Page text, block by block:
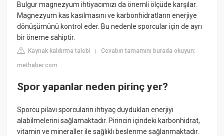
Bulgur magnezyum ihtiyacımızı da önemli ölçüde karşılar.
Magnezyum kas kasılmasını ve karbonhidratların enerjiye
dönüşümünü kontrol eder. Bu nedenle sporcular için de ayrı
bir öneme sahiptir.
Kaynak kaldırma talebi |Cevabın tamamını burada okuyun:
methaber.com
Spor yapanlar neden pirinç yer?
Sporcu pilavı sporcuların ihtiyaç duydukları enerjiyi
alabilmelerini sağlamaktadır. Pirincin içindeki karbonhidrat,
vitamin ve mineraller ile sağlıklı beslenme sağlanmaktadır.